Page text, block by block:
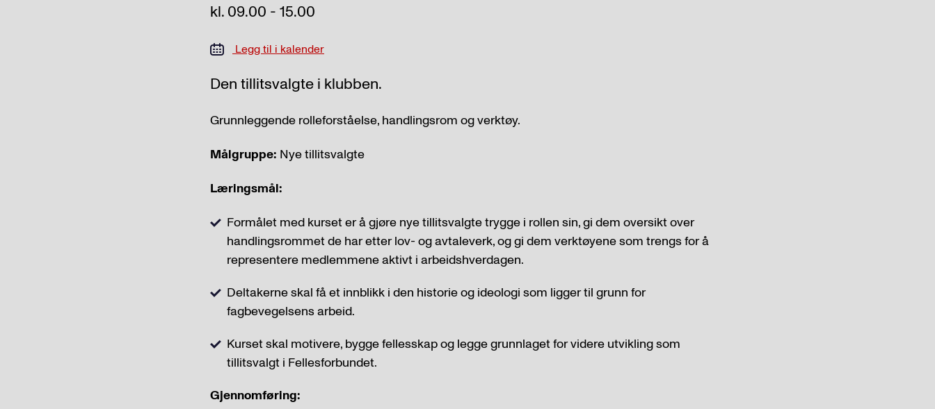
kl. 09.00 - 15.00
Legg til i kalender
Den tillitsvalgte i klubben.
Grunnleggende rolleforståelse, handlingsrom og verktøy.
Målgruppe: Nye tillitsvalgte
Læringsmål:
Formålet med kurset er å gjøre nye tillitsvalgte trygge i rollen sin, gi dem oversikt over
handlingsrommet de har etter lov- og avtaleverk, og gi dem verktøyene som trengs for å
representere medlemmene aktivt i arbeidshverdagen.
Deltakerne skal få et innblikk i den historie og ideologi som ligger til grunn for
fagbevegelsens arbeid.
Kurset skal motivere, bygge fellesskap og legge grunnlaget for videre utvikling som
tillitsvalgt i Fellesforbundet.
Gjennomføring: